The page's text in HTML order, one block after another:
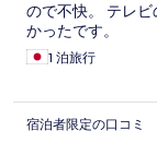
ので不快。 テレ
かったです。
1 泊旅行
宿泊者限定の口コミ